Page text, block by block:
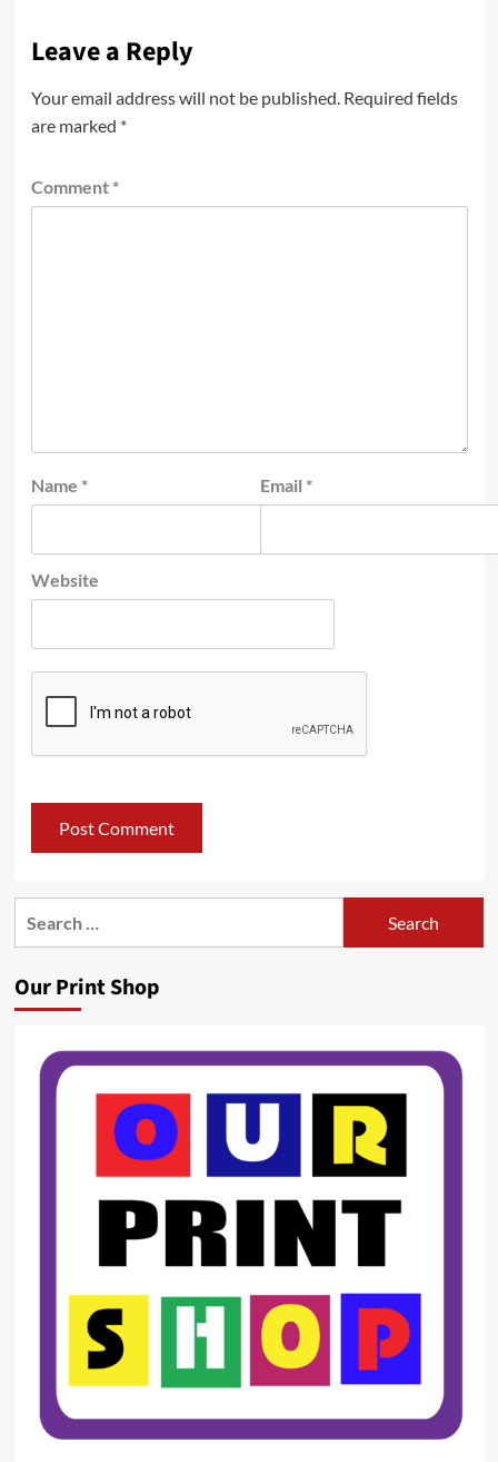
Leave a Reply
Your email address will not be published. Required fields
are marked *
Comment *
Name * Email *
Website
Our Print Shop